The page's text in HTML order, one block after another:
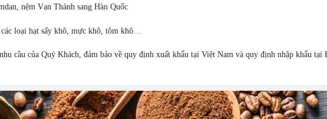
nệm Vạn Thành sang Hàn Quốc
loại hạt sấy khô, mực khô, tôm khô…
cầu của Quý Khách, đảm bảo về quy định xuất khẩu tại Việt Nam và quy định nhập khẩu tại